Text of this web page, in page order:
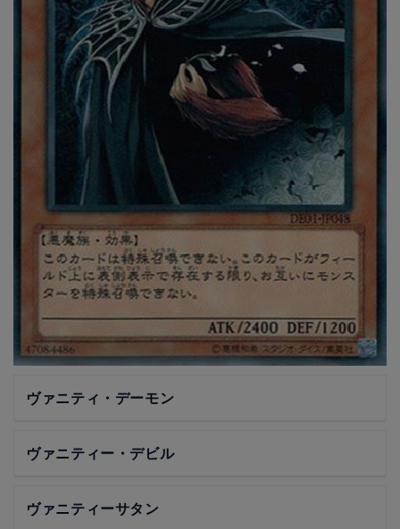
ヴァニティ・デーモン
ヴァニティー・デビル
ヴァニティーサタン